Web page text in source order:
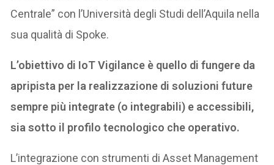
Centrale” con l’Università degli Studi dell’Aquila nella
sua qualità di Spoke.
L’obiettivo di IoT Vigilance è quello di fungere da
apripista per la realizzazione di soluzioni future
sempre più integrate (o integrabili) e accessibili,
sia sotto il profilo tecnologico che operativo.
L’integrazione con strumenti di Asset Management